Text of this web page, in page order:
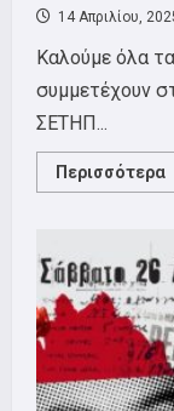
14 Απριλίου,
Καλούμε όλα
συμμετέχουν
ΣΕΤΗΠ...
Περισσότερα